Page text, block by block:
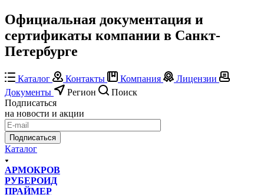
Официальная документация и
сертификаты компании в Санкт-
Петербурге
Каталог Контакты Компания
Лицензии
Документы
Регион
Поиск
Подписаться
на новости и акции
Подписаться
Каталог
АРМОКРОВ
РУБЕРОИД
ПРАЙМЕР